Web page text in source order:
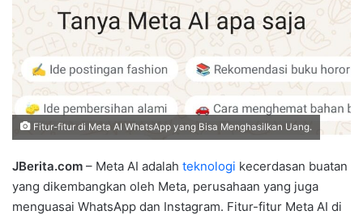
Fitur-fitur di Meta AI WhatsApp yang Bisa Menghasilkan Uang.
JBerita.com – Meta AI adalah teknologi kecerdasan buatan
yang dikembangkan oleh Meta, perusahaan yang juga
menguasai WhatsApp dan Instagram. Fitur-fitur Meta AI di